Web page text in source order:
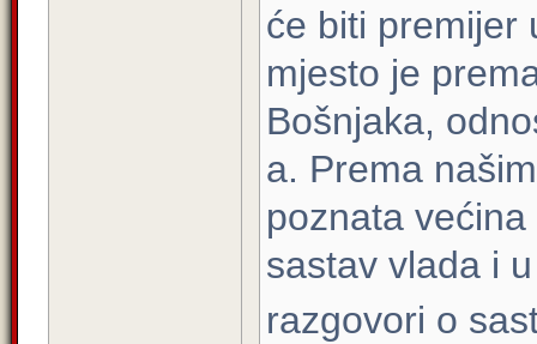
će biti premijer
mjesto je
Bošnjaka,
a. Prema
poznata
sastav vlada i
razgovori o